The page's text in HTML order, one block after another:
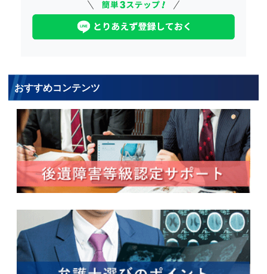
おすすめコンテンツ